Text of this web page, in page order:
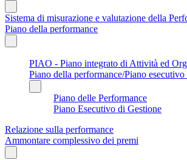
Sistema di misurazione e valutazione della
Piano della performance
PIAO - Piano integrato di Attività ed
Piano della performance/Piano
Piano delle Performance
Piano Esecutivo di Gestione
Relazione sulla performance
Ammontare complessivo dei premi